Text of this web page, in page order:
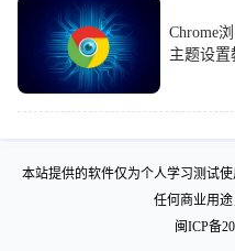
Chrome
主题设置
本站提供的软件仅为个人学习测试
任何商业用途
闽ICP备